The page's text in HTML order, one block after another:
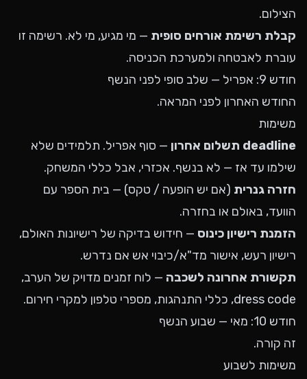
הצילום.
קבלת רשימת אורחים סופית — מי מגיע, מי לא. רשימה זו
עוברת לאבטחה ולמערכת הכניסה.
חודש 9: אפריל — שלב סופי לפני הנשף
החודש האחרון לפני המראה.
משימות
deadline תשלום אחרון
— סוף אפריל. תלמידים שלא
שילמו עד אז — לא בנשף. אכזרי, אבל כללי המשחק.
חזרה גנרית (אם יש הופעה / טקס) — בית הספר עם
הוועד, באולם או בחזרה.
הזמנת רישיון כינוס — חידוש בדיקה של רישיונות האולם,
רישיון רעש, אישור מד"א/כיבוי אש אם נדרש.
תקשורת אחרונה לשכבה — לוח זמנים מדויק של הערב,
dress code, כללי התנהגות, מספרי טלפון למקרי חירום.
חודש 10: מאי — שבוע הנשף
זה קורה.
משימות לשבוע